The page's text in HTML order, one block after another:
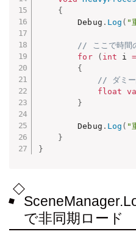
{
        Debug
. Log ( "
// ここで時間
for
( int i =
{
// ダミー
float
}
        Debug
. Log ( "
}
}
で非同期ロード